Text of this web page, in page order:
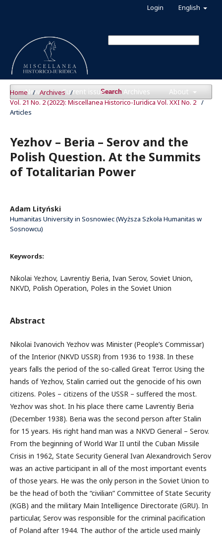
News Current issue Archives About
Search
English
Login
Home / Archives /
Vol. 21 No. 2 (2022): Miscellanea Historico-Iuridica Vol. XXI No. 2 /
Articles
Yezhov – Beria – Serov and the
Polish Question. At the Summits
of Totalitarian Power
Adam Lityński
Humanitas University in Sosnowiec (Wyższa Szkoła Humanitas w
Sosnowcu)
Keywords:
Nikolai Yezhov, Lavrentiy Beria, Ivan Serov, Soviet Union,
NKVD, Polish Operation, Poles in the Soviet Union
Abstract
Nikolai Ivanovich Yezhov was Minister (People’s Commissar)
of the Interior (NKVD USSR) from 1936 to 1938. In these
years falls the period of the so-called Great Terror. Using the
hands of Yezhov, Stalin carried out the genocide of his own
citizens. Poles – citizens of the USSR – suffered the most.
Yezhov was shot. In his place there came Lavrentiy Beria
(December 1938). Beria was the second person after Stalin
for 15 years. His right hand man was a NKVD General – Serov.
From the beginning of World War II until the Cuban Missile
Crisis in 1962, State Security General Ivan Alexandrovich Serov
was an active participant in all of the most important events
of those years. He was the only person in the Soviet Union to
be the head of both the “civilian” Committee of State Security
(KGB) and the military Main Intelligence Directorate (GRU). In
particular, Serov was responsible for the criminal pacification
of Poland after 1944. The author of the article used mainly